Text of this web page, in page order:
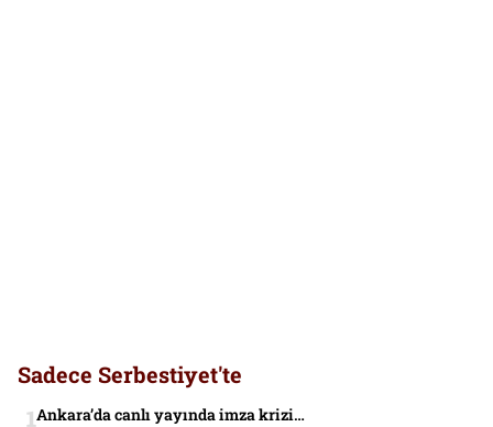
Sadece Serbestiyet'te
Ankara’da canlı yayında imza krizi…